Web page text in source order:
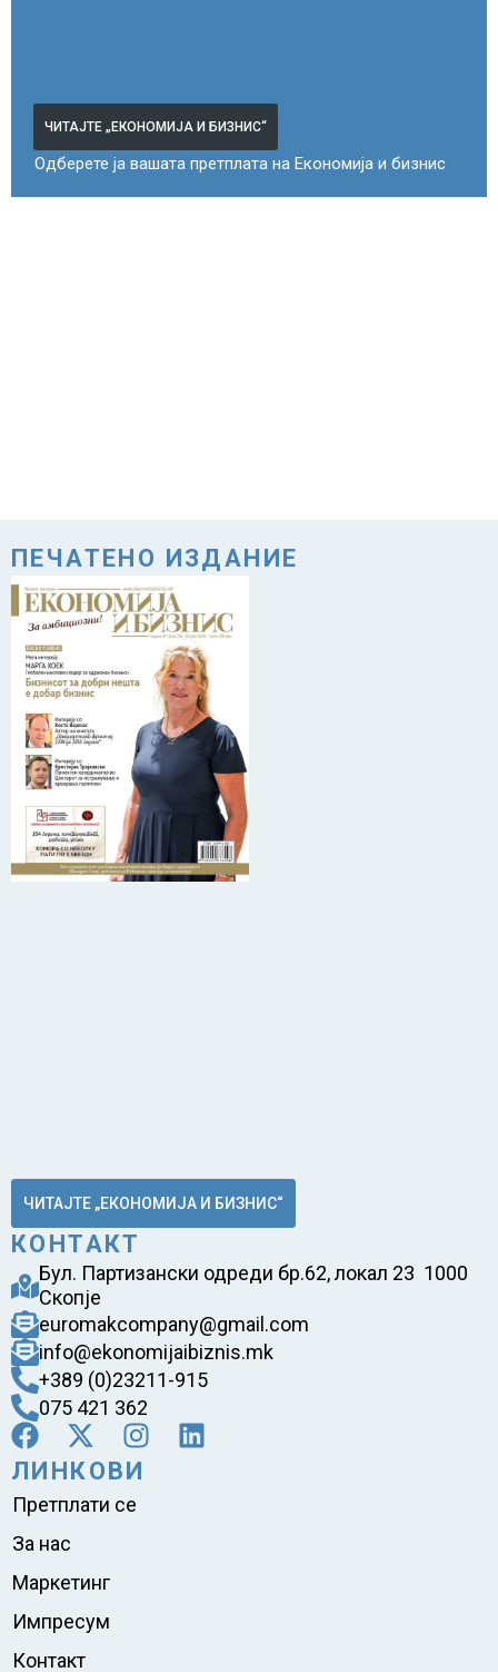
ЧИТАЈТЕ „ЕКОНОМИЈА И БИЗНИС“
Одберете ја вашата претплата на Економија и бизнис
ПЕЧАТЕНО ИЗДАНИЕ
ЧИТАЈТЕ „ЕКОНОМИЈА И БИЗНИС“
КОНТАКТ
Бул. Партизански одреди бр.62, локал 23 1000
Скопје
euromakcompany@gmail.com
info@ekonomijaibiznis.mk
+389 (0)23211-915
075 421 362
ЛИНКОВИ
Претплати се
За нас
Маркетинг
Импресум
Контакт